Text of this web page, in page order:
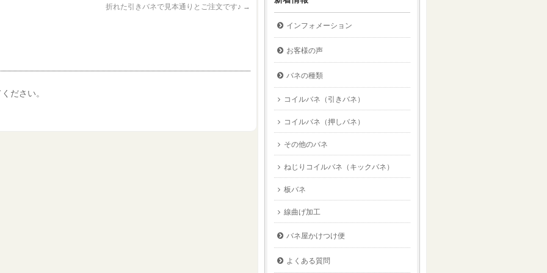
折れた引きバネで見本通りとご注文です♪ →
ださい。
インフォメーション
お客様の声
バネの種類
コイルバネ（引きバネ）
コイルバネ（押しバネ）
その他のバネ
ねじりコイルバネ（キックバネ）
板バネ
線曲げ加工
バネ屋かけつけ便
よくある質問